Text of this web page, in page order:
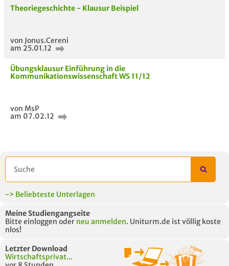
Theoriegeschichte - Klausur Beispiel
von Jonus.Cereni
am 25.01.12
Übungsklausur Einführung in die
Kommunikationswissenschaft WS 11/12
von MsP
am 07.02.12
-> Beliebteste Unterlagen
Meine Studiengangseite
Bitte einloggen oder neu anmelden. Uniturm.de ist völlig koste
nlos!
Letzter Download
Wirtschaftsprivat...